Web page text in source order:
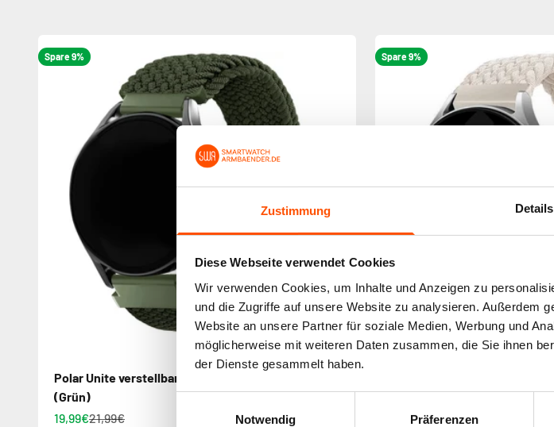
Zustimmung Details
Diese Webseite verwendet Cookies
Wir verwenden Cookies, um Inhalte und Anzeigen zu
und die Zugriffe auf unsere Website zu analysieren. Außerdem
Website an unsere Partner für soziale Medien, Werbung und
möglicherweise mit weiteren Daten zusammen, die Sie ihnen
der Dienste gesammelt haben.
Notwendig
Präferenzen
Spare 9%
Polar Unite verstellbares gewebtes Nylonarmband
(Grün)
19,99€21,99€ +20
Spare 9%
(Polarstern)
19,99€21,99€